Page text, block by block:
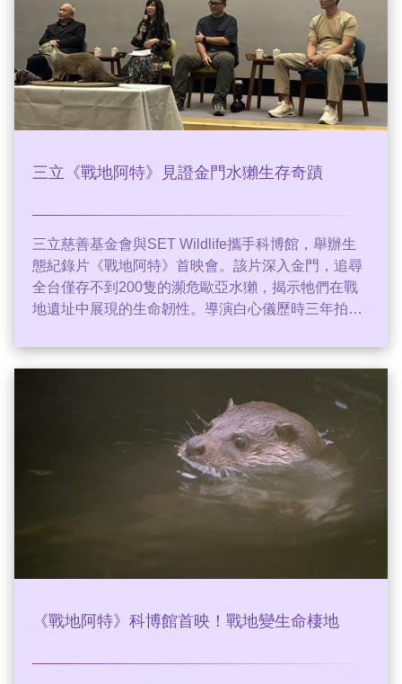
三立《戰地阿特》見證金門水獺生存奇蹟
三立慈善基金會與SET Wildlife攜手科博館，舉辦生
態紀錄片《戰地阿特》首映會。該片深入金門，追尋
全台僅存不到200隻的瀕危歐亞水獺，揭示牠們在戰
地遺址中展現的生命韌性。導演白心儀歷時三年拍
博館與三立強調，透過教育喚起大眾對棲地守護的關
肯定，更成功讓金門歐亞水獺的保育困境獲得全球矚
目，呼籲各界共同守護台灣珍貴的生態資產。
《戰地阿特》科博館首映！戰地變生命棲地